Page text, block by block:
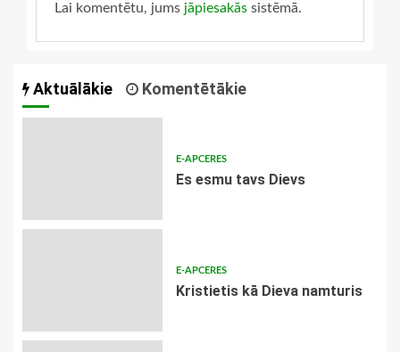
Lai komentētu, jums jāpiesakās sistēmā.
Aktuālākie Komentētākie
E-APCERES
Es esmu tavs Dievs
E-APCERES
Kristietis kā Dieva namturis